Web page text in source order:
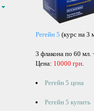
Регейн 5 (курс на 3
3 флакона по 60 мл.
Цена: 10000 грн.
Регейн 5 цена
Регейн 5 купить